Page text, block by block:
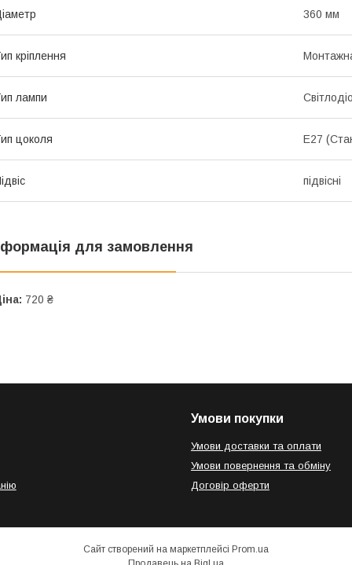
360 мм
кріплення
лампи
цоколя E27
підвісні
для замовлення
720 ₴
Умови покупки
Умови доставки та оплати
Умови повернення та обміну
Договір оферти
Сайт створений на маркетплейсі Prom.ua